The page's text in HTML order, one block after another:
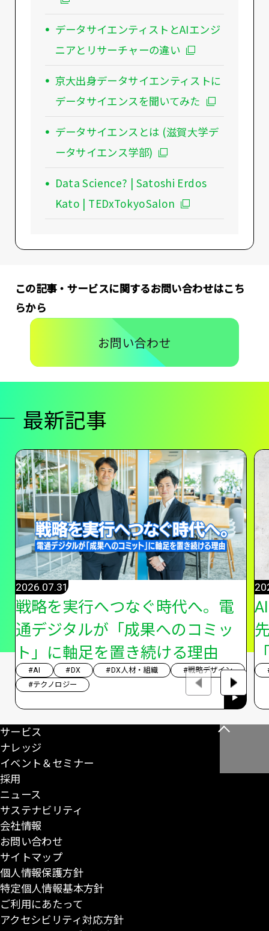
データサイエンティストとAIエンジ
ニアとリサーチャーの違い
京大出身データサイエンティストに
データサイエンスを聞いてみた
データサイエンスとは (滋賀大学デ
ータサイエンス学部)
Data Science? | Satoshi Erdos
Kato | TEDxTokyoSalon
この記事・サービスに関するお問い合わせはこち
らから
お問い合わせ
最新記事
戦略を実行へつなぐ時代へ。電
通デジタルが「成果へのコミッ
ト」に軸足を置き続ける理由
2026.07.31
#AI #DX #DX人材・組織
#戦略デザイン
#テクノロジー
こ
サービス
ナレッジ
イベント＆セミナー
採用
ニュース
サステナビリティ
会社情報
お問い合わせ
サイトマップ
個人情報保護方針
特定個人情報基本方針
ご利用にあたって
アクセシビリティ対応方針